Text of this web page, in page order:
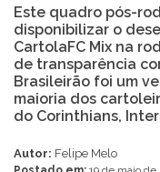
Este quadro pós-
disponibilizar o
CartolaFC Mix na
de transparência
Brasileirão foi um
maioria dos
do Corinthians,
Autor: Felipe Melo